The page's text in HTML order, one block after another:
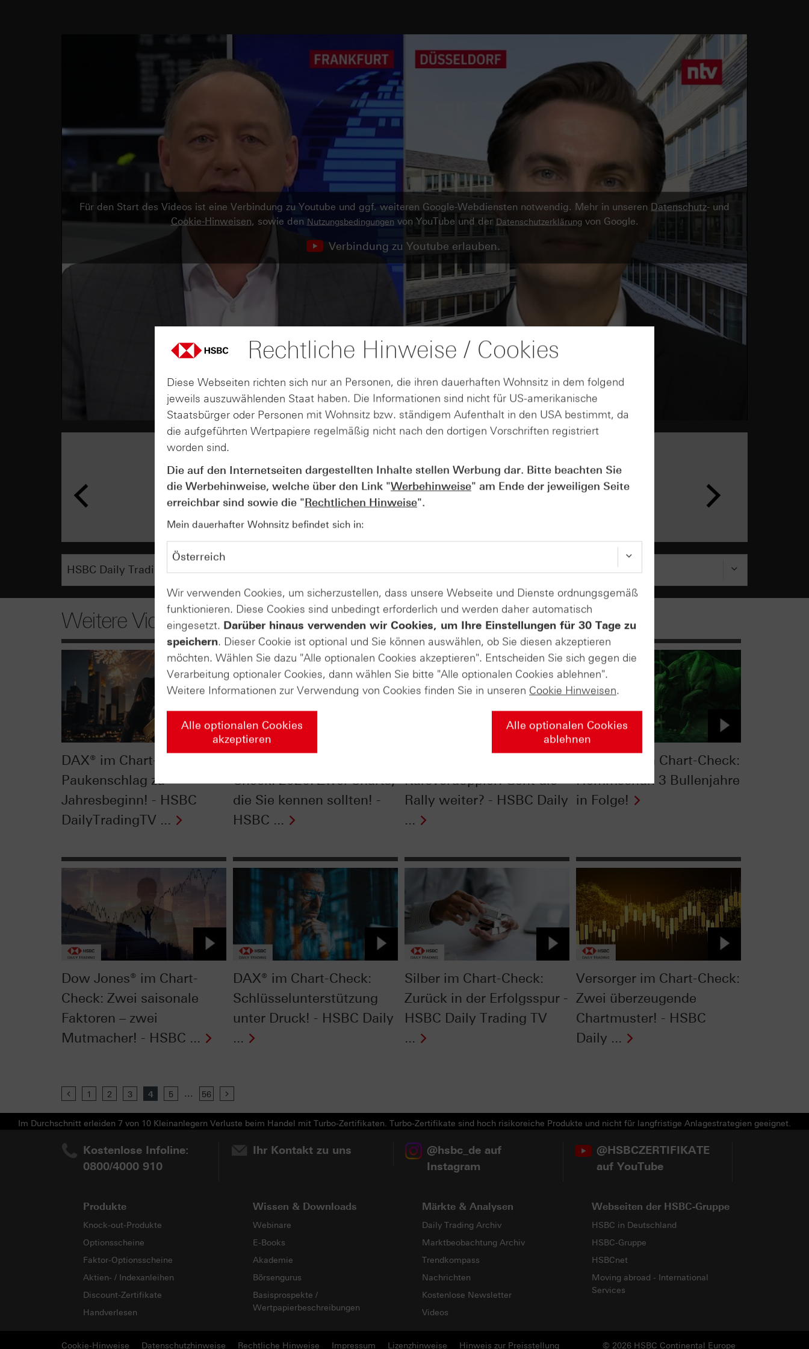
Für den Start des Videos ist eine Verbindung zu Youtube und ggf. weiteren Google-Webdiensten notwendig. Mehr in unseren Datenschutz- und
Cookie-Hinweisen, sowie den Nutzungsbedingungenvon YouTube und der Datenschutzerklärungvon Google.
Verbindung zu Youtube erlauben.
AUGUST
07
Wie lange bleibt der DAX® in
Rekordlaune? - ntv Zertifikate
07.08.26
Weitere Videos
DAX® im Chart-Check:
Paukenschlag zu
Jahresbeginn! - HSBC
DailyTradingTV ...
Check: 2026: Zwei Charts,
die Sie kennen sollten! -
HSBC ...
Kursverdoppler: Geht die
Rally weiter? - HSBC Daily
...
S&P 500® im Chart-Check:
Hemmschuh 3 Bullenjahre
in Folge!
Dow Jones® im Chart-
Check: Zwei saisonale
Faktoren – zwei
Mutmacher! - HSBC ...
DAX® im Chart-Check:
Schlüsselunterstützung
unter Druck! - HSBC Daily
...
Silber im Chart-Check:
Zurück in der Erfolgsspur -
HSBC Daily Trading TV
...
Versorger im Chart-Check:
Zwei überzeugende
Chartmuster! - HSBC
Daily ...
Previous
1 2 3 4 5 ... 56
Im Durchschnitt erleiden 7 von 10 Kleinanlegern Verluste beim Handel mit Turbo-Zertifikaten. Turbo-Zertifikate sind hoch risikoreiche Produkte und nicht für langfristige Anlagestrategien geeignet.
Kostenlose Infoline:
0800/4000 910
Ihr Kontakt zu uns
@hsbc_de auf
Instagram
@HSBCZERTIFIKATE
auf YouTube
Produkte
Knock-out-Produkte
Optionsscheine
Faktor-Optionsscheine
Aktien- / Indexanleihen
Discount-Zertifikate
Handverlesen
Wissen & Downloads
Webinare
E-Books
Akademie
Börsengurus
Basisprospekte /
Wertpapierbeschreibungen
Märkte & Analysen
Daily Trading Archiv
Marktbeobachtung Archiv
Trendkompass
Nachrichten
Kostenlose Newsletter
Videos
Webseiten der HSBC-Gruppe
HSBC in Deutschland
HSBC-Gruppe
HSBCnet
Moving abroad - International
Services
Cookie-Hinweise Datenschutzhinweise Rechtliche Hinweise Impressum Lizenzhinweise © 2026 HSBC Continental Europe
Hinweis zur Preisstellung
Rechtliche Hinweise / Cookies
Diese Webseiten richten sich nur an Personen, die ihren dauerhaften Wohnsitz in dem folgend
jeweils auszuwählenden Staat haben. Die Informationen sind nicht für US-amerikanische
Staatsbürger oder Personen mit Wohnsitz bzw. ständigem Aufenthalt in den USA bestimmt, da
die aufgeführten Wertpapiere regelmäßig nicht nach den dortigen Vorschriften registriert
worden sind.
Die auf den Internetseiten dargestellten Inhalte stellen Werbung dar. Bitte beachten Sie
die Werbehinweise, welche über den Link "Werbehinweise" am Ende der jeweiligen Seite
erreichbar sind sowie die "Rechtlichen Hinweise".
Mein dauerhafter Wohnsitz befindet sich in:
Wir verwenden Cookies, um sicherzustellen, dass unsere Webseite und Dienste ordnungsgemäß
funktionieren. Diese Cookies sind unbedingt erforderlich und werden daher automatisch
eingesetzt. Darüber hinaus verwenden wir Cookies, um Ihre Einstellungen für 30 Tage zu
speichern. Dieser Cookie ist optional und Sie können auswählen, ob Sie diesen akzeptieren
möchten. Wählen Sie dazu "Alle optionalen Cookies akzeptieren". Entscheiden Sie sich gegen die
Verarbeitung optionaler Cookies, dann wählen Sie bitte "Alle optionalen Cookies ablehnen".
Weitere Informationen zur Verwendung von Cookies finden Sie in unseren Cookie Hinweisen.
Alle optionalen Cookies
akzeptieren
Alle optionalen Cookies
ablehnen